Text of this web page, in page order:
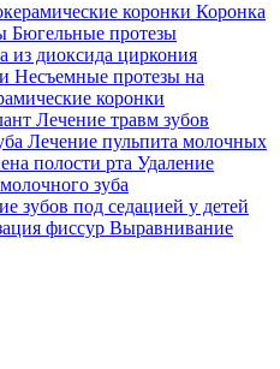
коронки Коронка
Бюгельные протезы
из диоксида циркония
Несъемные протезы на
коронки
Лечение травм зубов
Лечение пульпита молочных
полости рта Удаление
зуба
зубов под седацией у детей
фиссур Выравнивание